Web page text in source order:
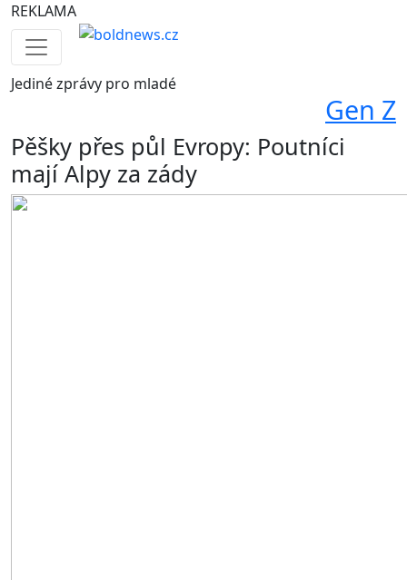
REKLAMA
Jedinézprávy pro mladé
Gen Z
Pěšky přes půl Evropy: Poutníci
mají Alpy za zády